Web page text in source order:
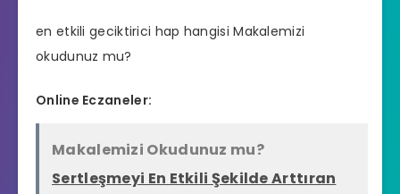
en etkili geciktirici hap hangisi Makalemizi
okudunuz mu?
Online Eczaneler:
Makalemizi Okudunuz mu?
Sertleşmeyi En Etkili Şekilde Arttıran